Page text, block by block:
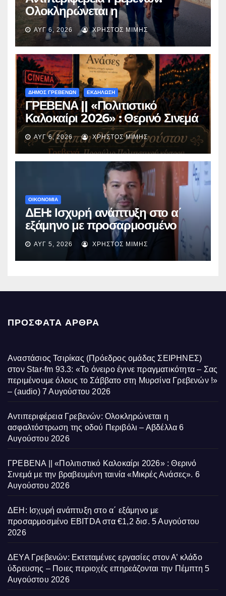
Ολοκληρώνεται η
ασφαλτόστρωση της οδού
Περιβόλι – Αβδέλλα
ΑΥΓ 6, 2026 ΧΡΉΣΤΟΣ ΜΊΜΗΣ
ΔΗΜΟΣ ΓΡΕΒΕΝΩΝ ΕΚΔΗΛΩΣΗ
ΓΡΕΒΕΝΑ || «Πολιτιστικό
Καλοκαίρι 2026» : Θερινό Σινεμά
με την βραβευμένη ταινία
«Μικρές Ανάσες».
ΑΥΓ 6, 2026 ΧΡΉΣΤΟΣ ΜΊΜΗΣ
ΟΙΚΟΝΟΜΙΑ
ΔΕΗ: Ισχυρή ανάπτυξη στο α΄
εξάμηνο με προσαρμοσμένο
EBITDA στα €1,2 δισ.
ΑΥΓ 5, 2026 ΧΡΉΣΤΟΣ ΜΊΜΗΣ
ΠΡΌΣΦΑΤΑ ΆΡΘΡΑ
Αναστάσιος Τσιρίκας (Πρόεδρος ομάδας ΣΕΙΡΗΝΕΣ)
στον Star-fm 93.3: «Το όνειρο έγινε πραγματικότητα – Σας
περιμένουμε όλους το Σάββατο στη Μυρσίνα Γρεβενών !»
– (audio) 7 Αυγούστου 2026
Αντιπεριφέρεια Γρεβενών: Ολοκληρώνεται η
ασφαλτόστρωση της οδού Περιβόλι – Αβδέλλα 6
Αυγούστου 2026
ΓΡΕΒΕΝΑ || «Πολιτιστικό Καλοκαίρι 2026» : Θερινό
Σινεμά με την βραβευμένη ταινία «Μικρές Ανάσες». 6
Αυγούστου 2026
ΔΕΗ: Ισχυρή ανάπτυξη στο α΄ εξάμηνο με
προσαρμοσμένο EBITDA στα €1,2 δισ. 5 Αυγούστου
2026
ΔΕΥΑ Γρεβενών: Εκτεταμένες εργασίες στον Α’ κλάδο
ύδρευσης – Ποιες περιοχές επηρεάζονται την Πέμπτη 5
Αυγούστου 2026